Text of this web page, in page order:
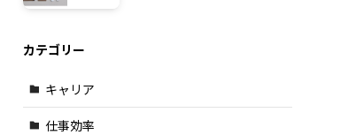
カテゴリー
キャリア
仕事効率